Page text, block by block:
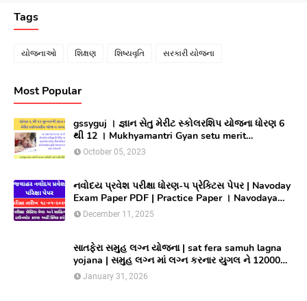
Tags
યોજનાઓ શિક્ષણ શિષ્યવૃતિ સરકારી યોજના
Most Popular
gssyguj । જ્ઞાન સેતુ મેરીટ સ્કોલરશિપ યોજના ધોરણ 6
થી 12 । Mukhyamantri Gyan setu merit
Scholarship yojana 2023 ।સીલેક્ટ થયેલ વિધાર્થીઓ
October 05, 2023
નવોદય પ્રવેશ પરીક્ષા ધોરણ-૫ પ્રેક્ટિસ પેપર | Navoday
Exam Paper PDF | Practice Paper । Navodaya
Old paper NMMS OLD PAPER
December 11, 2025
સાતફેરા સમુહ લગ્ન યોજના | sat fera samuh lagna
yojana | સમુહ લગ્ન માં લગ્ન કરનાર યુગલ ને 12000
અને આયોજક સંસ્થાને યુગલ દિઠ ૩૦૦૦૦/ ની સહાય
January 31, 2026